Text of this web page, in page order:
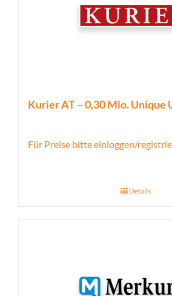
Kurier AT – 0,30 Mio. Unique
Für Preise bitte einloggen/
Details